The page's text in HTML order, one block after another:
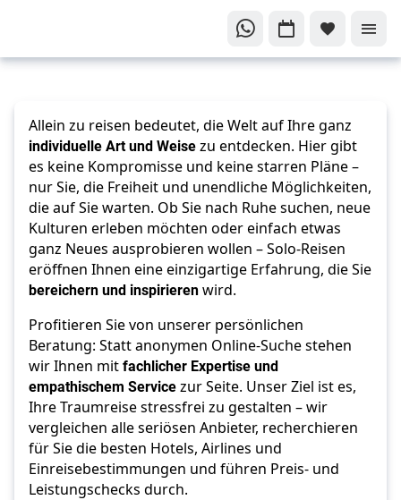
Entfaltung
zu neuen
Abenteuern
und
Erlebnissen
Allein
reisen
Allein zu reisen bedeutet, die Welt auf Ihre ganz
individuelle Art und Weisezu entdecken. Hier gibt
es keine Kompromisse und keine starren Pläne –
nur Sie, die Freiheit und unendliche Möglichkeiten,
die auf Sie warten. Ob Sie nach Ruhe suchen, neue
Kulturen erleben möchten oder einfach etwas
ganz Neues ausprobieren wollen – Solo-Reisen
eröffnen Ihnen eine einzigartige Erfahrung, die Sie
bereichern und inspirierenwird.
Profitieren Sie von unserer persönlichen
Beratung: Statt anonymen Online-Suche stehen
wir Ihnen mitfachlicher Expertise und
empathischem Servicezur Seite. Unser Ziel ist es,
Ihre Traumreise stressfrei zu gestalten – wir
vergleichen alle seriösen Anbieter, recherchieren
für Sie die besten Hotels, Airlines und
Einreisebestimmungen und führen Preis- und
Leistungschecks durch.